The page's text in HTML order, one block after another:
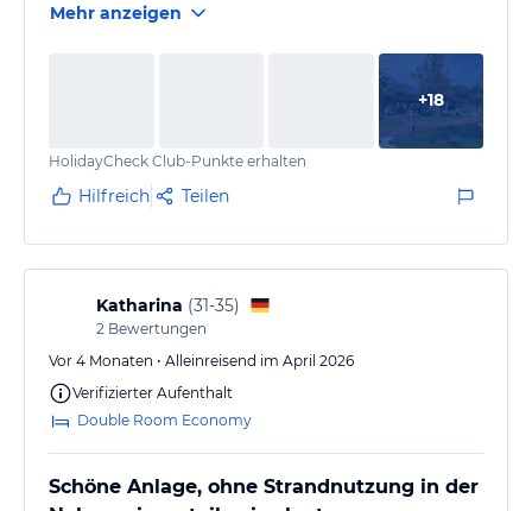
Mehr anzeigen
+18
HolidayCheck Club-Punkte erhalten
Hilfreich Teilen
Katharina (31-35)
2 Bewertungen
Vor 4 Monaten • Alleinreisend im April 2026
Verifizierter Aufenthalt
Double Room Economy
Schöne Anlage, ohne Strandnutzung in der